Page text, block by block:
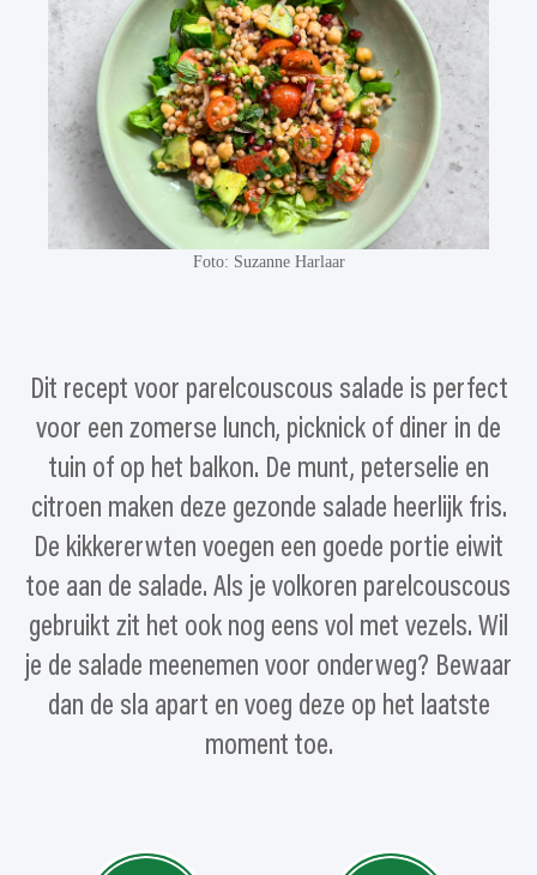
Foto: Suzanne Harlaar
Dit recept voor parelcouscous salade is perfect
voor een zomerse lunch, picknick of diner in de
tuin of op het balkon. De munt, peterselie en
citroen maken deze gezonde salade heerlijk fris.
De kikkererwten voegen een goede portie eiwit
toe aan de salade. Als je volkoren parelcouscous
gebruikt zit het ook nog eens vol met vezels. Wil
je de salade meenemen voor onderweg? Bewaar
dan de sla apart en voeg deze op het laatste
moment toe.